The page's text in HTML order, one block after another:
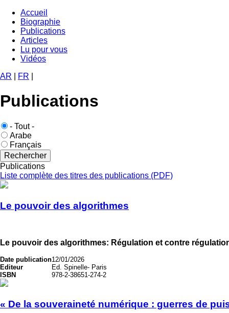
Aller
contenu
principal
Navigation
principale
Accueil
Biographie
Publications
Articles
Lu pour vous
Vidéos
AR
FR
Publications
Langue
publication
- Tout -
Arabe
Français
Publications
Liste complète des titres des publications (PDF)
Le pouvoir des algorithmes
Le pouvoir des algorithmes: Régulation et contre
Date publication12/01/2026
Editeur
Ed. Spinelle- Paris
ISBN
978-2-38651-274-2
« De la souveraineté numérique : guerres de